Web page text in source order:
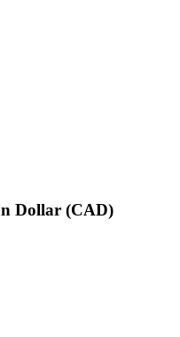
Dollar (CAD)